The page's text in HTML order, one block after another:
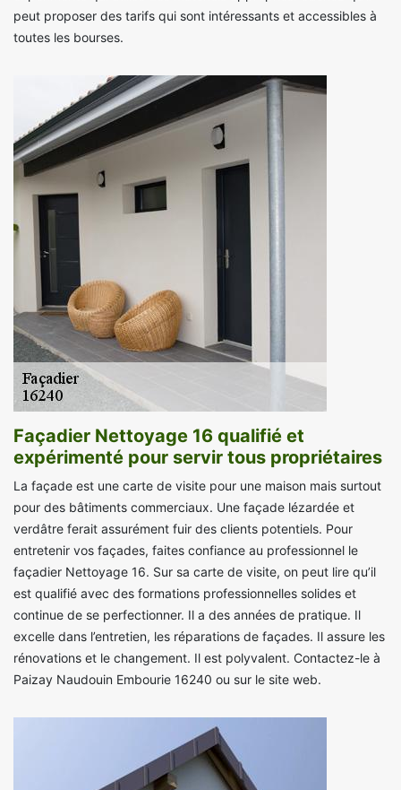
peut proposer des tarifs qui sont intéressants et accessibles à
toutes les bourses.
Façadier Nettoyage 16 qualifié et
expérimenté pour servir tous propriétaires
La façade est une carte de visite pour une maison mais surtout
pour des bâtiments commerciaux. Une façade lézardée et
verdâtre ferait assurément fuir des clients potentiels. Pour
entretenir vos façades, faites confiance au professionnel le
façadier Nettoyage 16. Sur sa carte de visite, on peut lire qu’il
est qualifié avec des formations professionnelles solides et
continue de se perfectionner. Il a des années de pratique. Il
excelle dans l’entretien, les réparations de façades. Il assure les
rénovations et le changement. Il est polyvalent. Contactez-le à
Paizay Naudouin Embourie 16240 ou sur le site web.